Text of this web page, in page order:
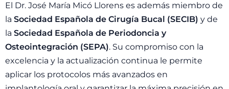
El Dr. José María Micó Llorens es además miembro de
la Sociedad Española de Cirugía Bucal (SECIB) y de
la Sociedad Española de Periodoncia y
Osteointegración (SEPA). Su compromiso con la
excelencia y la actualización continua le permite
aplicar los protocolos más avanzados en